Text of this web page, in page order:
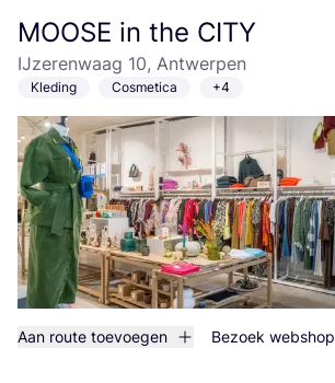
MOOSE in the CITY
IJzerenwaag 10, Antwerpen
Kleding Cosmetica +4
Aan route toevoegen Bezoek webshop